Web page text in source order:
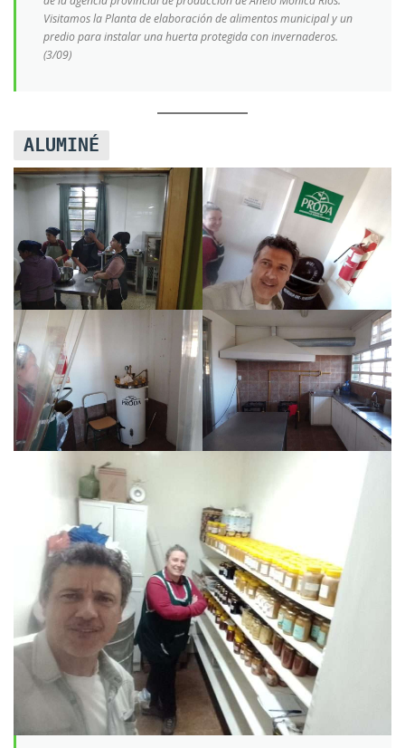
Visitamos la Planta de elaboración de alimentos municipal y un
predio para instalar una huerta protegida con invernaderos.
(3/09)
ALUMINÉ